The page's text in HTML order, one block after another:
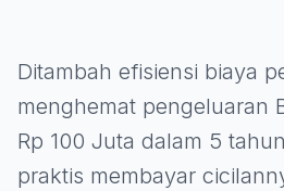
Ditambah efisiensi biaya
menghemat pengeluaran
Rp 100 Juta dalam 5
praktis membayar